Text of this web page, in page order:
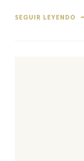
SEGUIR LEYENDO